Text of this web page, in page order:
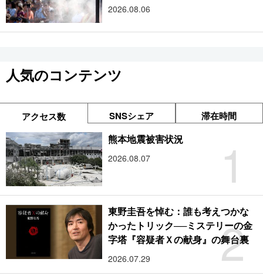
2026.08.06
人気のコンテンツ
アクセス数 SNSシェア 滞在時間
1
熊本地震被害状況
2026.08.07
2
東野圭吾を悼む：誰も考えつかな
かったトリック──ミステリーの金
字塔『容疑者Ｘの献身』の舞台裏
2026.07.29